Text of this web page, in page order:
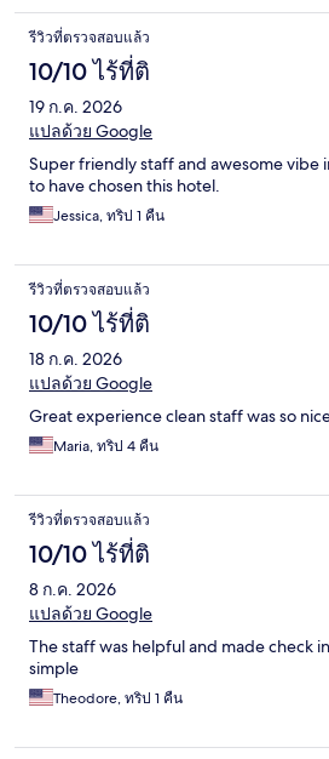
รีวิวที่ตรวจสอบแล้ว
10/10 ไร้ที่ติ
19 ก.ค. 2026
แปลด้วย Google
Super friendly staff and awesome vibe
to have chosen this hotel.
Jessica, ทริป 1 คืน
รีวิวที่ตรวจสอบแล้ว
10/10 ไร้ที่ติ
18 ก.ค. 2026
แปลด้วย Google
Great experience clean staff was so
Maria, ทริป 4 คืน
รีวิวที่ตรวจสอบแล้ว
10/10 ไร้ที่ติ
8 ก.ค. 2026
แปลด้วย Google
The staff was helpful and made check
simple
Theodore, ทริป 1 คืน